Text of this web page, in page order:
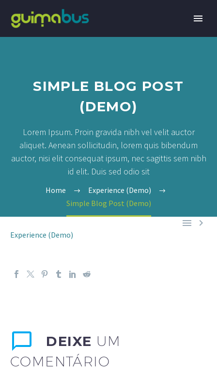
SIMPLE BLOG POST
(DEMO)
Lorem Ipsum. Proin gravida nibh vel velit auctor
aliquet. Aenean sollicitudin, lorem quis bibendum
auctor, nisi elit consequat ipsum, nec sagittis sem nibh
id elit. Duis sed odio sit
Home
Experience (Demo)
Simple Blog Post (Demo)
 
Experience (Demo)
DEIXE UM
COMENTÁRIO